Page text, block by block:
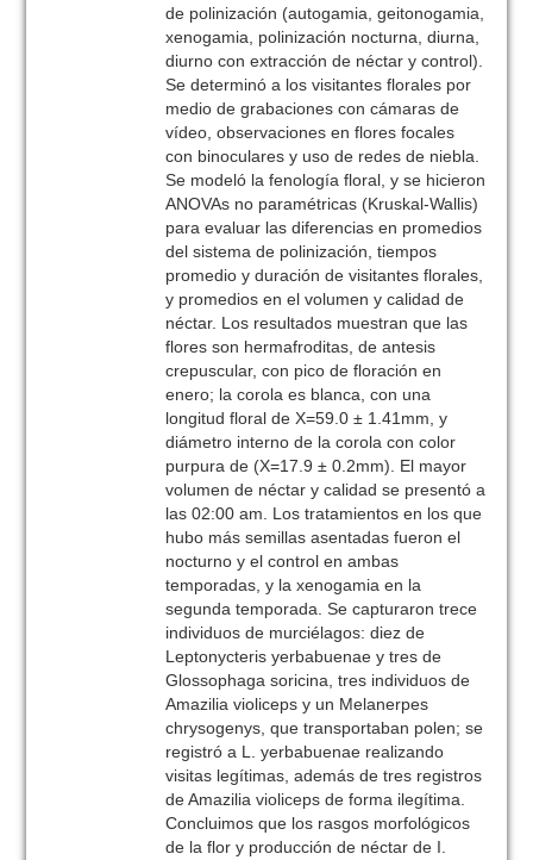
de polinización (autogamia, geitonogamia,
xenogamia, polinización nocturna, diurna,
diurno con extracción de néctar y control).
Se determinó a los visitantes florales por
medio de grabaciones con cámaras de
vídeo, observaciones en flores focales
con binoculares y uso de redes de niebla.
Se modeló la fenología floral, y se hicieron
ANOVAs no paramétricas (Kruskal-Wallis)
para evaluar las diferencias en promedios
del sistema de polinización, tiempos
promedio y duración de visitantes florales,
y promedios en el volumen y calidad de
néctar. Los resultados muestran que las
flores son hermafroditas, de antesis
crepuscular, con pico de floración en
enero; la corola es blanca, con una
longitud floral de X=59.0 ± 1.41mm, y
diámetro interno de la corola con color
purpura de (X=17.9 ± 0.2mm). El mayor
volumen de néctar y calidad se presentó a
las 02:00 am. Los tratamientos en los que
hubo más semillas asentadas fueron el
nocturno y el control en ambas
temporadas, y la xenogamia en la
segunda temporada. Se capturaron trece
individuos de murciélagos: diez de
Leptonycteris yerbabuenae y tres de
Glossophaga soricina, tres individuos de
Amazilia violiceps y un Melanerpes
chrysogenys, que transportaban polen; se
registró a L. yerbabuenae realizando
visitas legítimas, además de tres registros
de Amazilia violiceps de forma ilegítima.
Concluimos que los rasgos morfológicos
de la flor y producción de néctar de I.